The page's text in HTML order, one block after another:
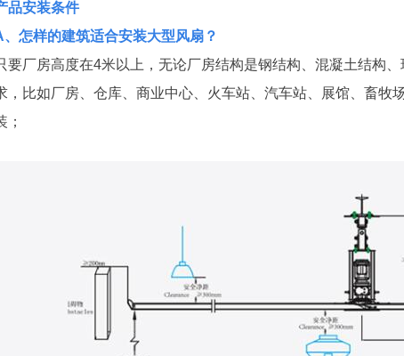
品安装条件
、怎样的建筑适合安装大型风扇？
要厂房高度在4米以上，无论厂房结构是钢结构、混凝土结构
，比如厂房、仓库、商业中心、火车站、汽车站、展馆、畜
；